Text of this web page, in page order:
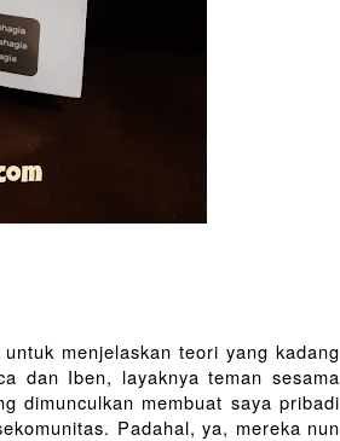
menjelaskan teori yang kadang
dan Iben, layaknya teman sesama
dimunculkan membuat saya pribadi
Padahal, ya, mereka nun